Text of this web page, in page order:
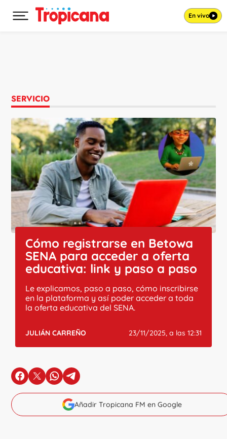
Desplegar menú principal En vivo
SERVICIO
Cómo registrarse en Betowa
SENA para acceder a oferta
educativa: link y paso a paso
Le explicamos, paso a paso, cómo inscribirse
en la plataforma y así poder acceder a toda
la oferta educativa del SENA.
JULIÁN CARREÑO 23/11/2025, a las 12:31
en Facebook
en Xen Whatsapp
en Telegram
Añadir Tropicana FM en Google